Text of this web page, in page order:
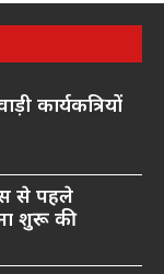
कार्यकत्रियों
से पहले
शुरू की